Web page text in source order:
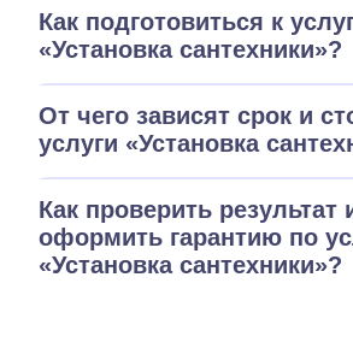
Как подготовиться к
«Установка сантехники»?
От чего зависят срок и
услуги «Установка
Как проверить результат
оформить гарантию по
«Установка сантехники»?